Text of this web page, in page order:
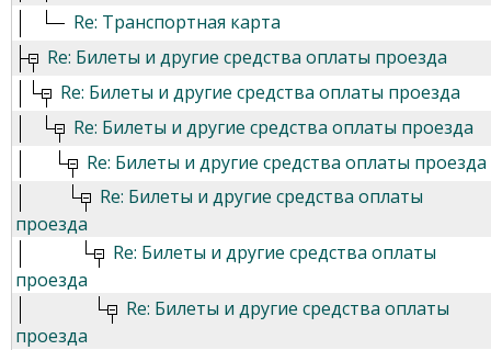
Re: Транспортная карта
Re: Билеты и другие средства оплаты проезда
Re: Билеты и другие средства оплаты проезда
Re: Билеты и другие средства оплаты проезда
Re: Билеты и другие средства оплаты проезда
Re: Билеты и другие средства оплаты
проезда
Re: Билеты и другие средства оплаты
проезда
Re: Билеты и другие средства оплаты
проезда